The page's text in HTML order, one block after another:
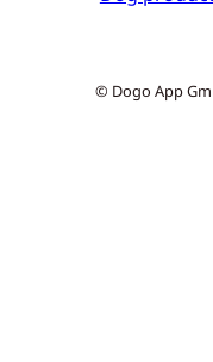
© Dogo App